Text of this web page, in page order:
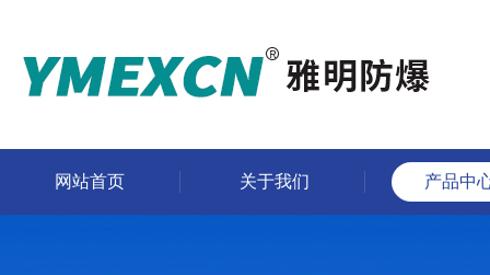
网站首页 关于我们 产品中